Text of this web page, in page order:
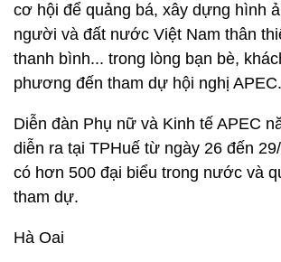
cơ hội để quảng bá, xây dựng hình
người và đất nước Việt Nam thân
thanh bình... trong lòng bạn bè,
phương đến tham dự hội nghị APEC.
Diễn đàn Phụ nữ và Kinh tế APEC
diễn ra tại TPHuế từ ngày 26 đến
có hơn 500 đại biểu trong nước và
tham dự.
Hà Oai